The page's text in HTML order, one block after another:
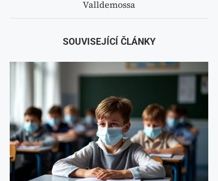
Valldemossa
SOUVISEJÍCÍ ČLÁNKY